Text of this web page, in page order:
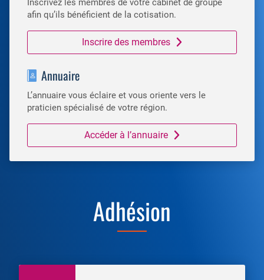
Inscrivez les membres de votre cabinet de groupe
afin qu’ils bénéficient de la cotisation.
Inscrire des membres
Annuaire
L’annuaire vous éclaire et vous oriente vers le
praticien spécialisé de votre région.
Accéder à l’annuaire
Adhésion